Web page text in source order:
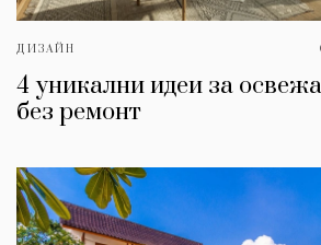
ДИЗАЙН
4 уникални идеи за
без ремонт